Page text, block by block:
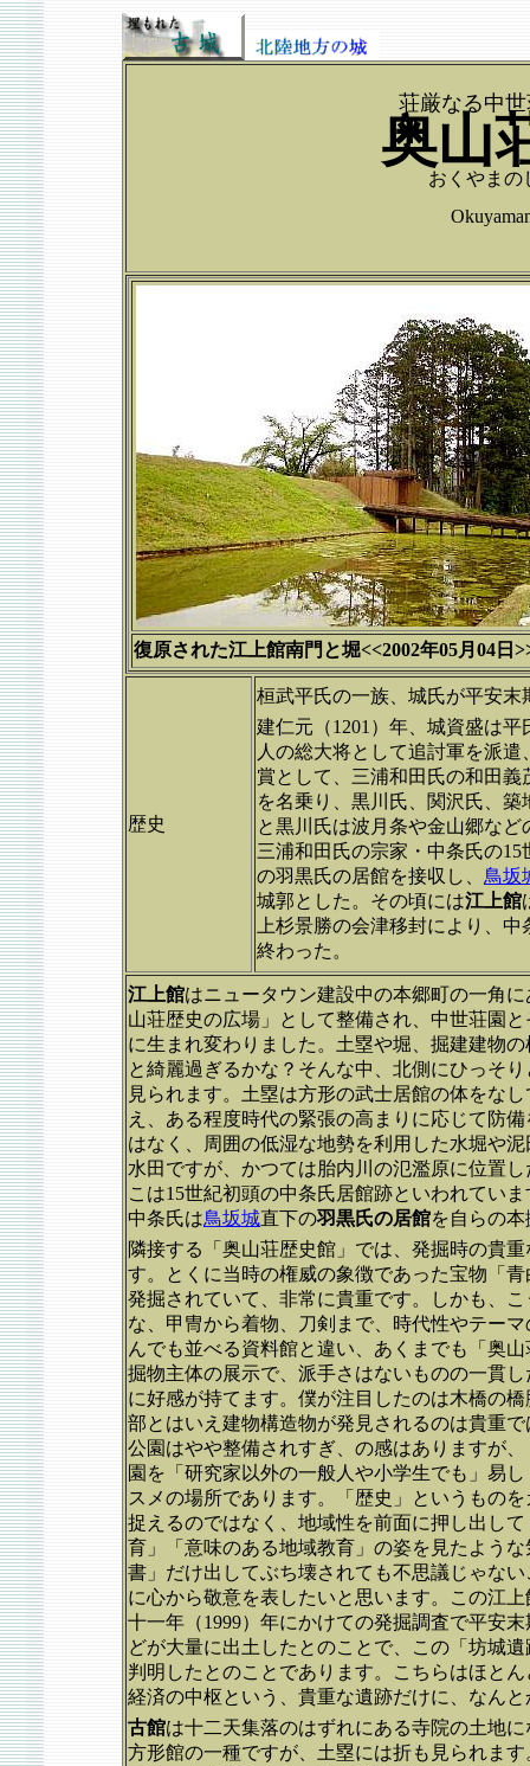
荘厳なる中
奥山
おくやまの
復原された江上館南門と堀<<2002年05月04日
歴史
桓武平氏の一族、城氏が平安
建仁元（1201）年、城資盛は平
人の総大将として追討軍を派
賞として、三浦和田氏の和田
を名乗り、黒川氏、関沢氏、
と黒川氏は波月条や金山郷な
三浦和田氏の宗家・中条氏の
の羽黒氏の居館を接収し、 鳥坂
城郭とした。その頃には江上館
上杉景勝の会津移封により、
終わった。
江上館はニュータウン建設中の本郷町の一角
山荘歴史の広場」として整備され、中世荘園
に生まれ変わりました。土塁や堀、掘建建物
と綺麗過ぎるかな？そんな中、北側にひっそ
見られます。土塁は方形の武士居館の体をな
え、ある程度時代の緊張の高まりに応じて防
はなく、周囲の低湿な地勢を利用した水堀や
水田ですが、かつては胎内川の氾濫原に位置
こは15世紀初頭の中条氏居館跡といわれてい
中条氏は鳥坂城直下の羽黒氏の居館を自らの
隣接する「奥山荘歴史館」では、発掘時の貴
す。とくに当時の権威の象徴であった宝物「
発掘されていて、非常に貴重です。しかも、
な、甲冑から着物、刀剣まで、時代性やテー
んでも並べる資料館と違い、あくまでも「奥
掘物主体の展示で、派手さはないものの一貫
に好感が持てます。僕が注目したのは木橋の
部とはいえ建物構造物が発見されるのは貴重
公園はやや整備されすぎ、の感はありますが
園を「研究家以外の一般人や小学生でも」易
スメの場所であります。「歴史」というもの
捉えるのではなく、地域性を前面に押し出し
育」「意味のある地域教育」の姿を見たよう
書」だけ出してぶち壊されても不思議じゃな
に心から敬意を表したいと思います。この江
十一年（1999）年にかけての発掘調査で平安
どが大量に出土したとのことで、この「坊城
判明したとのことであります。こちらはほと
経済の中枢という、貴重な遺跡だけに、なん
古館は十二天集落のはずれにある寺院の土地
方形館の一種ですが、土塁には折も見られま